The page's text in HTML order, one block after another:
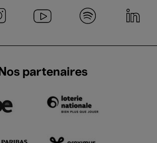
Nos partenaires